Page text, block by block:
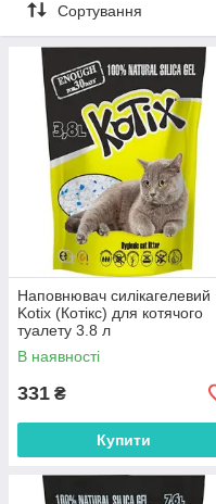
Сортування
Наповнювач силікагелевий
Kotix (Котікс) для котячого
туалету 3.8 л
В наявності
331 ₴
Купити